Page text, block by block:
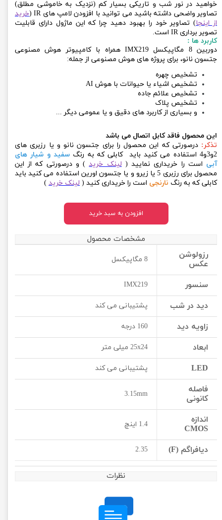
خواهید در نور شب و تاریکی بسیار کم (نزدیک به خاموشی مطلق)
تصاویر واضحی داشته باشید می توانید با افزودن لامپ های IR (
خرید
از اینجا) تصاویر خود را بهبود دهید چرا که این ماژول دارای قابلیت
تصویر برداری IR است.
کاربرد ها :
دوربین 8 مگاپیکسل IMX219 همراه با کامپیوتر هوش مصنوعی
جتسون نانو، برای پروژه های هوش مصنوعی از جمله:
تشخیص چهره
تشخیص اشیاء یا حیوانات با هوش AI
تشخیص علائم جاده
تشخیص پلاک
و بسیاری از کاربرد های دقیق و یا عمومی دیگر ...
این محصول فاقد کابل اتصال می باشد
تذکر: درصورتی که این محصول را برای جتسون نانو و یا رزبری های
2و3و4 استفاده می کنید باید کابلی که به رنگ
سفید و شیار های
آبی است را خریداری نمایید (لینک خرید) و درصورتی که از این
محصول برای رزبری 5 یا زیرو و یا جتسون اورین استفاده می کنید باید
کابلی که به رنگ نارنجی است را خریداری کنید ( لینک خرید )
افزودن به سبد خرید
مشخصات محصول
رزولوشن
عکس
8 مگاپیکسل
سنسور IMX219
دید در شب پشتیبانی می کند
زاویه دید 160 درجه
ابعاد 25x24 میلی متر
LED پشتیبانی می کند
فاصله
کانونی
3.15mm
اندازه
CMOS
1.4 اینچ
دیافراگم (F) 2.35
نظرات